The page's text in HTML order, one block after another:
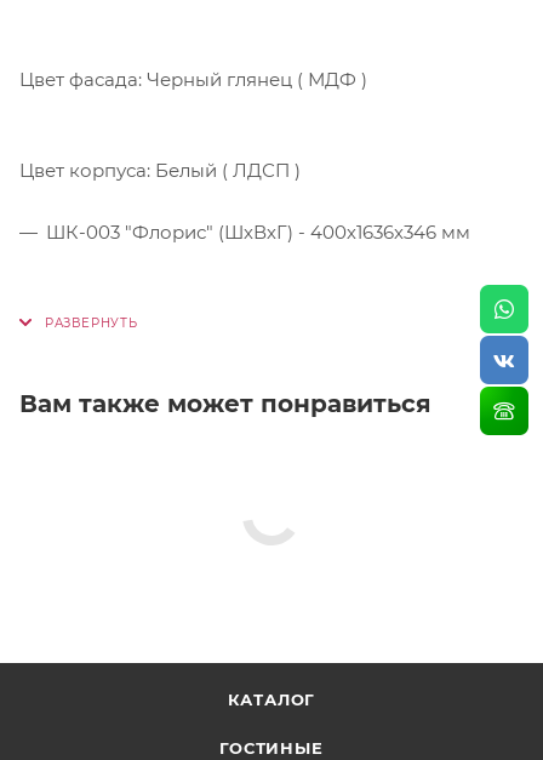
Цвет фасада: Черный глянец ( МДФ )
Цвет корпуса: Белый ( ЛДСП )
ШК-003 "Флорис" (ШхВхГ) - 400х1636х346 мм
Вам также может понравиться
КАТАЛОГ
ГОСТИНЫЕ